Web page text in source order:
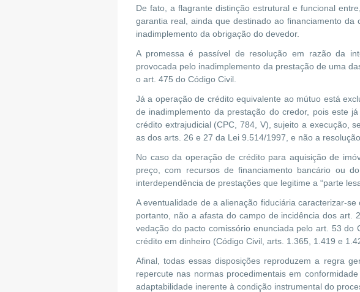
De fato, a flagrante distinção estrutural e funcional
garantia real, ainda que destinado ao financiamento
inadimplemento da obrigação do devedor.
A promessa é passível de resolução em razão da
provocada pelo inadimplemento da prestação de uma
o art. 475 do Código Civil.
Já a operação de crédito equivalente ao mútuo está
de inadimplemento da prestação do credor, pois este
crédito extrajudicial (CPC, 784, V), sujeito a execução,
as dos arts. 26 e 27 da Lei 9.514/1997, e não a resolução.
No caso da operação de crédito para aquisição de
preço, com recursos de financiamento bancário ou
interdependência de prestações que legitime a “parte
A eventualidade de a alienação fiduciária caracterizar-
portanto, não a afasta do campo de incidência dos
vedação do pacto comissório enunciada pelo art. 53
crédito em dinheiro (Código Civil, arts. 1.365, 1.419 e
Afinal, todas essas disposições reproduzem a regra
repercute nas normas procedimentais em
adaptabilidade inerente à condição instrumental do